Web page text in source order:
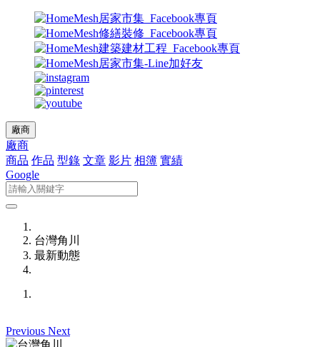
廠商
廠商
商品 作品 型錄 文章 影片 相簿 實績
Google
台灣角川
最新動態
Previous Next